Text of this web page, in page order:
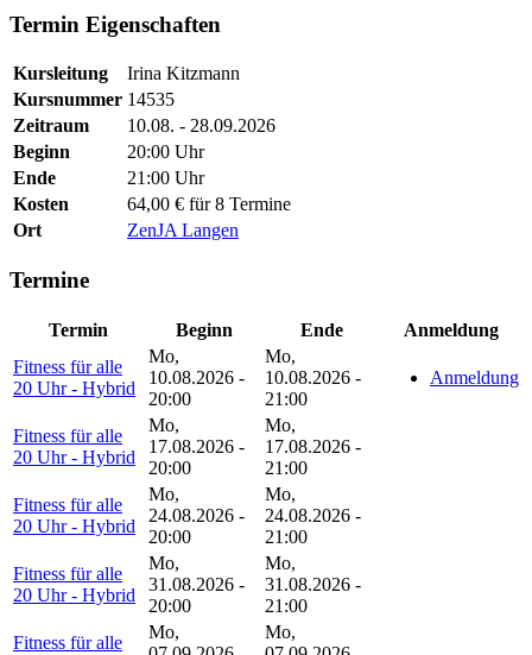
Termin Eigenschaften
Kursleitung
Irina Kitzmann
Kursnummer 14535
Zeitraum
10.08. - 28.09.2026
Beginn
20:00 Uhr
Ende
21:00 Uhr
Kosten
64,00 € für 8 Termine
Ort
ZenJA Langen
Termine
Termin Beginn Ende
Anmeldung
Fitness für alle
20 Uhr - Hybrid
Mo,
10.08.2026 -
20:00
Mo,
10.08.2026 -
21:00
Anmeldung
Fitness für alle
20 Uhr - Hybrid
Mo,
17.08.2026 -
20:00
Mo,
17.08.2026 -
21:00
Fitness für alle
20 Uhr - Hybrid
Mo,
24.08.2026 -
20:00
Mo,
24.08.2026 -
21:00
Fitness für alle
20 Uhr - Hybrid
Mo,
31.08.2026 -
20:00
Mo,
31.08.2026 -
21:00
Fitness für alle
Mo,
Mo,